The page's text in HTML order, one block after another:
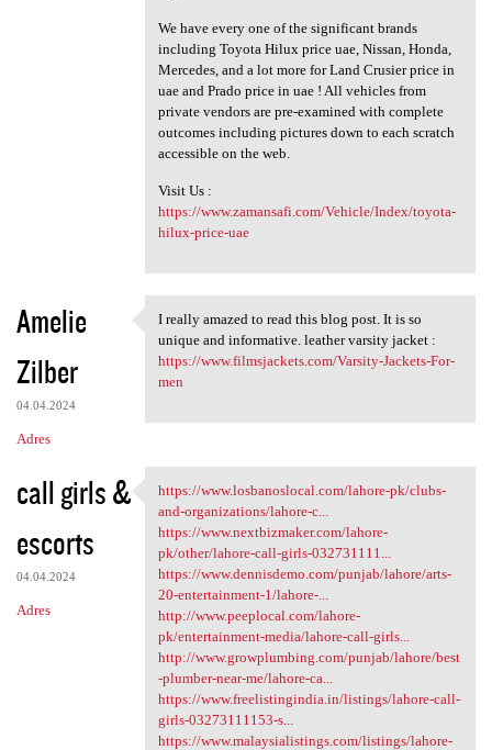
We have every one of the significant brands
including Toyota Hilux price uae, Nissan, Honda,
Mercedes, and a lot more for Land Crusier price in
uae and Prado price in uae ! All vehicles from
private vendors are pre-examined with complete
outcomes including pictures down to each scratch
accessible on the web.
Visit Us :
https://www.zamansafi.com/Vehicle/Index/toyota-
hilux-price-uae
Amelie
Zilber
04.04.2024
Adres
I really amazed to read this
I really amazed to read this blog post. It is so
unique and informative. leather varsity jacket :
https://www.filmsjackets.com/Varsity-Jackets-For-
men
call girls &
escorts
04.04.2024
Adres
https://www.losbanoslocal.com
https://www.losbanoslocal.com/lahore-pk/clubs-
and-organizations/lahore-c...
https://www.nextbizmaker.com/lahore-
pk/other/lahore-call-girls-032731111...
https://www.dennisdemo.com/punjab/lahore/arts-
20-entertainment-1/lahore-...
http://www.peeplocal.com/lahore-
pk/entertainment-media/lahore-call-girls...
http://www.growplumbing.com/punjab/lahore/best
-plumber-near-me/lahore-ca...
https://www.freelistingindia.in/listings/lahore-call-
girls-03273111153-s...
https://www.malaysialistings.com/listings/lahore-